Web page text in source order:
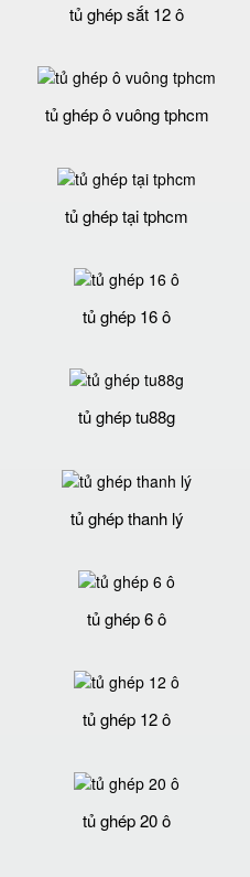
tủ ghép sắt 12 ô
tủ ghép ô vuông tphcm
tủ ghép tại tphcm
tủ ghép 16 ô
tủ ghép tu88g
tủ ghép thanh lý
tủ ghép 6 ô
tủ ghép 12 ô
tủ ghép 20 ô